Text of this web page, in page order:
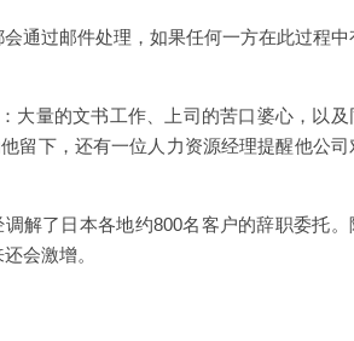
通过邮件处理，如果任何一方在此过程中
大量的文书工作、上司的苦口婆心，以及
留下，还有一位人力资源经理提醒他公司
解了日本各地约800名客户的辞职委托。
会激增。